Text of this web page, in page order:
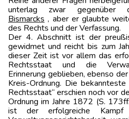
unterlag zwar gegenüber
Bismarcks , aber er glaubte
des Rechts und der Verfassung.
Der 4. Abschnitt ist der
gewidmet und reicht bis zum
dieser Zeit ist vor allem das
Rechtsstaat und die
Erinnerung geblieben, ebenso
Kreis-Ordnung. Die
Rechtsstaat“ erschien noch vor
Ordnung im Jahre 1872 (S.
ist der erfolgreiche Kampf